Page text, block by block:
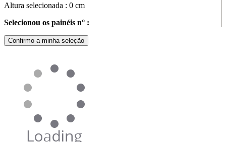
Altura selecionada : 0 cm
Selecionou os painéis n° :
Confirmo a minha seleção